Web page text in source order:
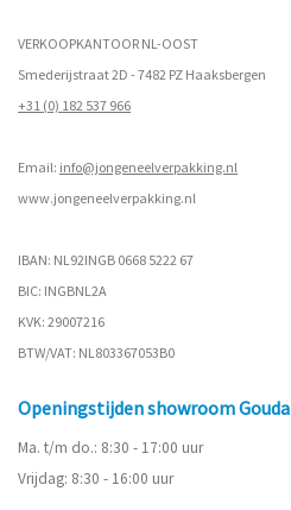
VERKOOPKANTOOR NL-OOST
Smederijstraat 2D - 7482 PZ Haaksbergen
+31 (0) 182 537 966
Email: info@jongeneelverpakking.nl
www.jongeneelverpakking.nl
IBAN: NL92INGB 0668 5222 67
BIC: INGBNL2A
KVK: 29007216
BTW/VAT: NL803367053B0
Openingstijden showroom Gouda
Ma. t/m do.: 8:30 - 17:00 uur
Vrijdag: 8:30 - 16:00 uur